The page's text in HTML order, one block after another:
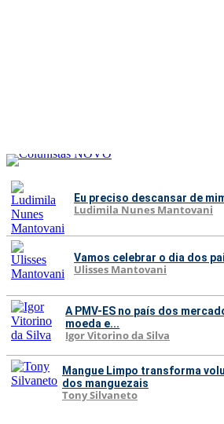
Eu preciso descansar de
Ludimila Nunes Mantovani
Vamos celebrar o dia dos
Ulisses Mantovani
A PMV-ES no país dos
moeda e...
Igor Vitorino da Silva
Mangue Limpo transforma
dos manguezais
Tony Silvaneto